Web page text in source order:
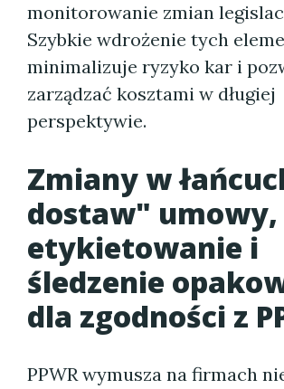
monitorowanie zmian
Szybkie wdrożenie tych
minimalizuje ryzyko kar i
zarządzać kosztami w długiej
perspektywie.
Zmiany w
dostaw" umowy,
etykietowanie i
śledzenie
dla zgodności z
PPWR wymusza na firmach